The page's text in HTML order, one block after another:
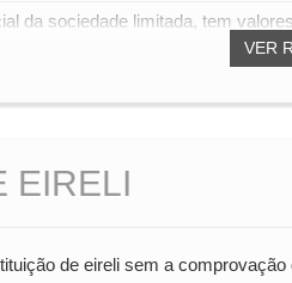
VER
da sociedade limitada, tem
EIRELI
de eireli sem a